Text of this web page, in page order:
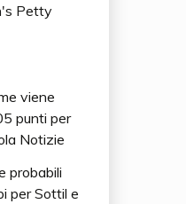
Petty
viene
punti per
Notizie
probabili
per Sottil e